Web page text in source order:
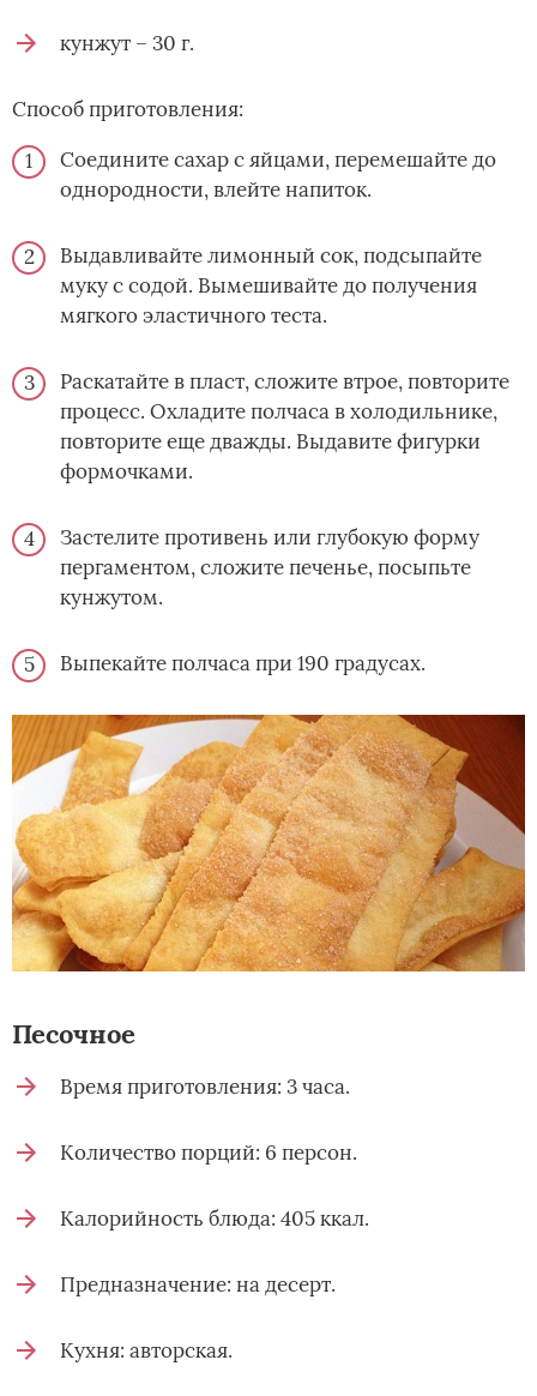
кунжут – 30 г.
Способ приготовления:
Соедините сахар с яйцами, перемешайте до
однородности, влейте напиток.
Выдавливайте лимонный сок, подсыпайте
муку с содой. Вымешивайте до получения
мягкого эластичного теста.
Раскатайте в пласт, сложите втрое, повторите
процесс. Охладите полчаса в холодильнике,
повторите еще дважды. Выдавите фигурки
формочками.
Застелите противень или глубокую форму
пергаментом, сложите печенье, посыпьте
кунжутом.
Выпекайте полчаса при 190 градусах.
Песочное
Время приготовления: 3 часа.
Количество порций: 6 персон.
Калорийность блюда: 405 ккал.
Предназначение: на десерт.
Кухня: авторская.